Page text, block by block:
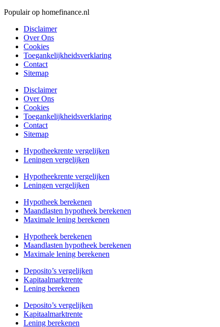
Populair op homefinance.nl
Disclaimer
Over Ons
Cookies
Toegankelijkheidsverklaring
Contact
Sitemap
Disclaimer
Over Ons
Cookies
Toegankelijkheidsverklaring
Contact
Sitemap
Hypotheekrente vergelijken
Leningen vergelijken
Hypotheekrente vergelijken
Leningen vergelijken
Hypotheek berekenen
Maandlasten hypotheek berekenen
Maximale lening berekenen
Hypotheek berekenen
Maandlasten hypotheek berekenen
Maximale lening berekenen
Deposito’s vergelijken
Kapitaalmarktrente
Lening berekenen
Deposito’s vergelijken
Kapitaalmarktrente
Lening berekenen